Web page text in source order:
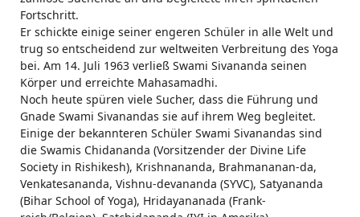
Fortschritt.
Er schickte einige seiner engeren Schüler in alle Welt und
trug so entscheidend zur weltweiten Verbreitung des Yoga
bei. Am 14. Juli 1963 verließ Swami Sivananda seinen
Körper und erreichte Mahasamadhi.
Noch heute spüren viele Sucher, dass die Führung und
Gnade Swami Sivanandas sie auf ihrem Weg begleitet.
Einige der bekannteren Schüler Swami Sivanandas sind
die Swamis Chidananda (Vorsitzender der Divine Life
Society in Rishikesh), Krishnananda, Brahmananan-da,
Venkatesananda, Vishnu-devananda (SYVC), Satyananda
(Bihar School of Yoga), Hridayananada (Frank-